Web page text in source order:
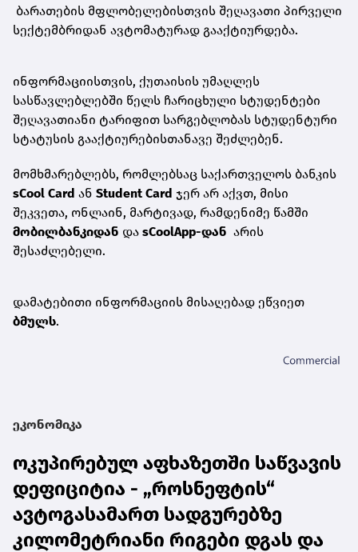
ბარათების მფლობელებისთვის შეღავათი პირველი
სექტემბრიდან ავტომატურად გააქტიურდება.
ინფორმაციისთვის, ქუთაისის უმაღლეს
სასწავლებლებში წელს ჩარიცხული სტუდენტები
შეღავათიანი ტარიფით სარგებლობას სტუდენტური
სტატუსის გააქტიურებისთანავე შეძლებენ.
მომხმარებლებს, რომლებსაც საქართველოს ბანკის
sCool Card ან Student Card ჯერ არ აქვთ, მისი
შეკვეთა, ონლაინ, მარტივად, რამდენიმე წამში
მობილბანკიდან და sCoolApp-დან არის
შესაძლებელი.
დამატებითი ინფორმაციის მისაღებად ეწვიეთ
ბმულს.
ეკონომიკა
ოკუპირებულ აფხაზეთში საწვავის
დეფიციტია - „როსნეფტის“
ავტოგასამართ სადგურებზე
კილომეტრიანი რიგები დგას და